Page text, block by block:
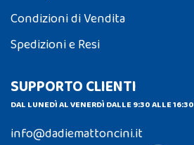
Condizioni di Vendita
Spedizioni e Resi
SUPPORTO CLIENTI
DAL LUNEDÌ AL VENERDÌ DALLE 9:30 ALLE 16:30
info@dadiemattoncini.it